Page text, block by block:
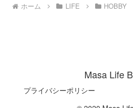
ホーム LIFE HOBBY
Masa Life
プライバシーポリシー